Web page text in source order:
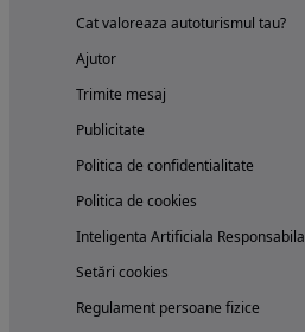
Cat valoreaza autoturismul tau?
Ajutor
Trimite mesaj
Publicitate
Politica de confidentialitate
Politica de cookies
Inteligenta Artificiala Responsabila
Setări cookies
Regulament persoane fizice